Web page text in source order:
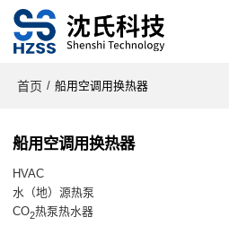
首页 / 船用空调用换热器
船用空调用换热器
HVAC
水（地）源热泵
CO2热泵热水器